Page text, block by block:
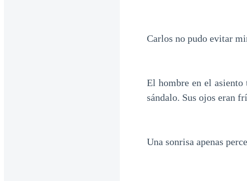
Carlos no pudo evitar
El hombre en el asiento
sándalo. Sus ojos eran
Una sonrisa apenas